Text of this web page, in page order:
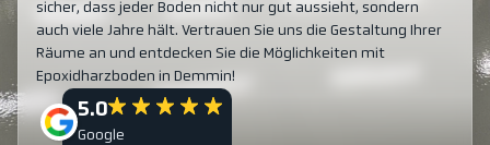
sicher, dass jeder Boden nicht nur gut aussieht, sondern
auch viele Jahre hält. Vertrauen Sie uns die Gestaltung Ihrer
Räume an und entdecken Sie die Möglichkeiten mit
Epoxidharzboden in Demmin!
5.0
Google